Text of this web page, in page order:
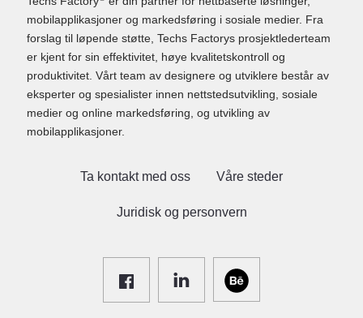
Ta kontakt med oss Våre steder
Juridisk og personvern
mobilapplikasjoner og markedsføring i sosiale medier. Fra
forslag til løpende støtte, Techs Factorys prosjektlederteam
er kjent for sin effektivitet, høye kvalitetskontroll og
produktivitet. Vårt team av designere og utviklere består av
eksperter og spesialister innen nettstedsutvikling, sosiale
medier og online markedsføring, og utvikling av
mobilapplikasjoner.